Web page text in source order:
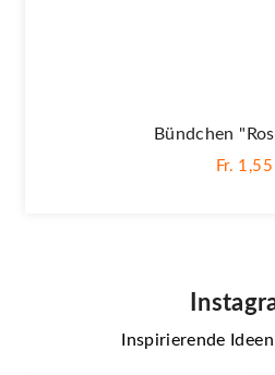
Bündchen
Fr. 1,55
Inspirierende